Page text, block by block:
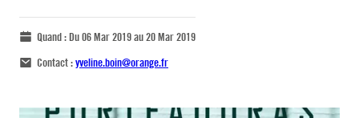
Quand :Du 06 Mar 2019 au 20 Mar 2019
Contact :yveline.boin@orange.fr